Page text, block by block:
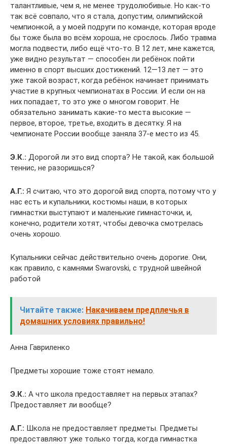
талантливые, чем я, не менее трудолюбивые. Но как-то
так всё совпало, что я стала, допустим, олимпийской
чемпионкой, а у моей подруги по команде, которая вроде
бы тоже была во всём хороша, не срослось. Либо травма
могла подвести, либо ещё что-то. В 12 лет, мне кажется,
уже видно результат — способен ли ребёнок пойти
именно в спорт высших достижений. 12—13 лет — это
уже такой возраст, когда ребёнок начинает принимать
участие в крупных чемпионатах в России. И если он на
них попадает, то это уже о многом говорит. Не
обязательно занимать какие-то места высокие —
первое, второе, третье, входить в десятку. Я на
чемпионате России вообще заняла 37-е место из 45.
Э.К.: Дорогой ли это вид спорта? Не такой, как большой
теннис, не разоришься?
А.Г.: Я считаю, что это дорогой вид спорта, потому что у
нас есть и купальники, костюмы наши, в которых
гимнастки выступают и маленькие гимнасточки, и,
конечно, родители хотят, чтобы девочка смотрелась
очень хорошо.
Купальники сейчас действительно очень дорогие. Они,
как правило, с камнями Swarovski, с трудной швейной
работой
Читайте также: Накачиваем предплечья в
домашних условиях правильно!
Анна Гавриленко
Предметы хорошие тоже стоят немало.
Э.К.: А что школа предоставляет на первых этапах?
Предоставляет ли вообще?
А.Г.: Школа не предоставляет предметы. Предметы
предоставляют уже только тогда, когда гимнастка